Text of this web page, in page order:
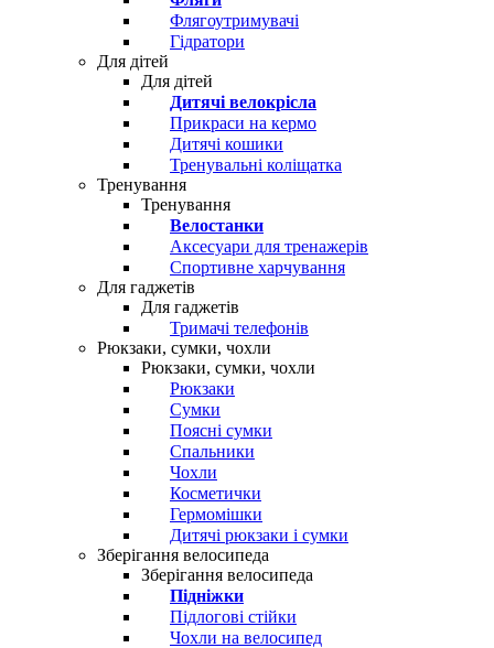
Флягоутримувачі
Гідратори
Для дітей
Для дітей
Дитячі велокрісла
Прикраси на кермо
Дитячі кошики
Тренувальні коліщатка
Тренування
Тренування
Велостанки
Аксесуари для тренажерів
Спортивне харчування
Для гаджетів
Для гаджетів
Тримачі телефонів
Рюкзаки, сумки, чохли
Рюкзаки, сумки, чохли
Рюкзаки
Сумки
Поясні сумки
Спальники
Чохли
Косметички
Гермомішки
Дитячі рюкзаки і сумки
Зберігання велосипеда
Зберігання велосипеда
Підніжки
Підлогові стійки
Чохли на велосипед